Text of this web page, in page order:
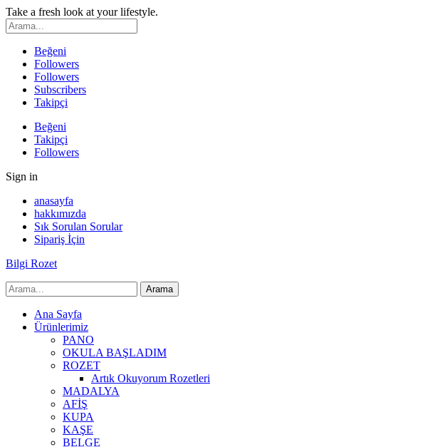
Take a fresh look at your lifestyle.
Beğeni
Followers
Followers
Subscribers
Takipçi
Beğeni
Takipçi
Followers
Sign in
anasayfa
hakkımızda
Sık Sorulan Sorular
Sipariş İçin
Bilgi Rozet
Ana Sayfa
Ürünlerimiz
PANO
OKULA BAŞLADIM
ROZET
Artık Okuyorum Rozetleri
MADALYA
AFİŞ
KUPA
KAŞE
BELGE